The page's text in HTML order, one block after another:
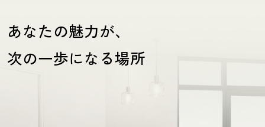
あなたの魅力が、
次の一歩になる場所